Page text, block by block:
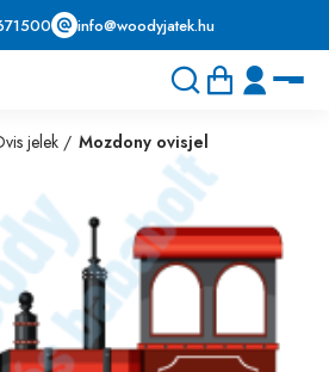
info@woodyjatek.hu
jelek Mozdony ovisjel